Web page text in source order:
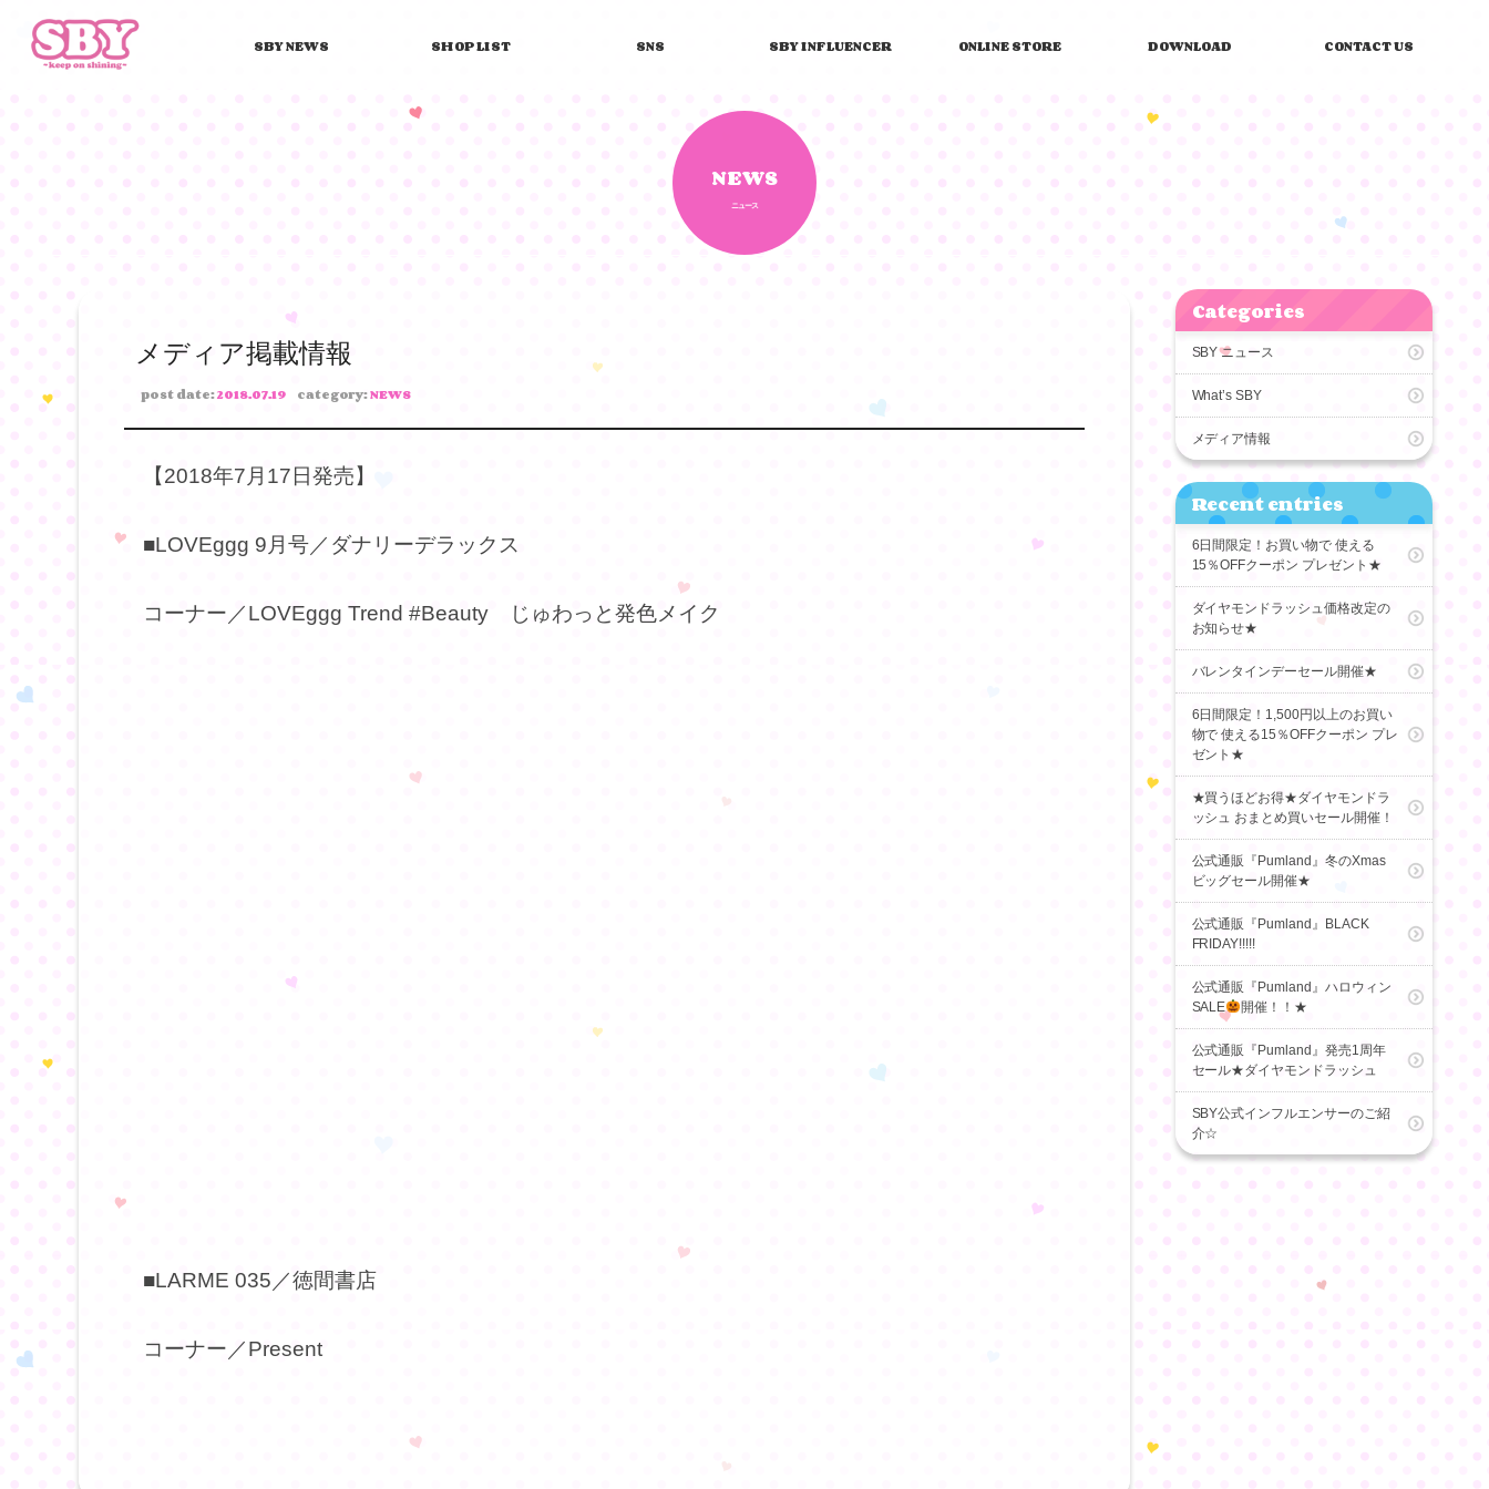
SBY NEWS SHOP LIST SNS SBY INFLUENCER ONLINE STORE DOWNLOAD CONTACT US
NEWS
ニュース
メディア掲載情報
post date:2018.07.19 category:NEWS
【2018年7月17日発売】
■LOVEggg 9月号／ダナリーデラックス
コーナー／LOVEggg Trend #Beauty じゅわっと発色メイク
■LARME 035／徳間書店
コーナー／Present
Categories
SBY ニュース
What’s SBY
メディア情報
Recent entries
6日間限定！お買い物で 使える
15％OFFクーポン プレゼント★
ダイヤモンドラッシュ価格改定の
お知らせ★
バレンタインデーセール開催★
6日間限定！1,500円以上のお買い
物で 使える15％OFFクーポン プレ
ゼント★
★買うほどお得★ダイヤモンドラ
ッシュ おまとめ買いセール開催！
公式通販『Pumland』冬のXmas
ビッグセール開催★
公式通販『Pumland』BLACK
FRIDAY!!!!!
公式通販『Pumland』ハロウィン
SALE
開催！！★
公式通販『Pumland』発売1周年
セール★ダイヤモンドラッシュ
SBY公式インフルエンサーのご紹
介☆